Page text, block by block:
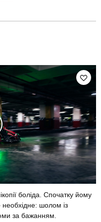
боліда. Спочатку йому
необхідне: шолом із
за бажанням.